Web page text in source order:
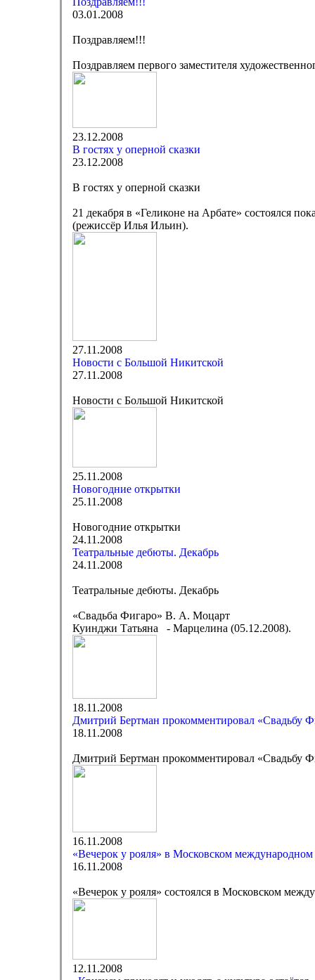
03.01.2008
Поздравляем!!!
Поздравляем первого заместителя
23.12.2008
В гостях у оперной сказки
23.12.2008
В гостях у оперной сказки
21 декабря в «Геликоне на Арбате» состоялся
(режиссёр Илья Ильин).
27.11.2008
Новости с Большой Никитской
27.11.2008
Новости с Большой Никитской
25.11.2008
Новогодние открытки
25.11.2008
Новогодние открытки
24.11.2008
Театральные дебюты. Декабрь
24.11.2008
Театральные дебюты. Декабрь
«Свадьба Фигаро» В. А. Моцарт
Куинджи Татьяна - Марцелина (05.12.2008).
18.11.2008
Дмитрий Бертман прокомментировал «Свадьбу
18.11.2008
Дмитрий Бертман прокомментировал «Свадьбу
16.11.2008
«Вечерок у рояля» в Московском
16.11.2008
«Вечерок у рояля» состоялся в Московском
12.11.2008